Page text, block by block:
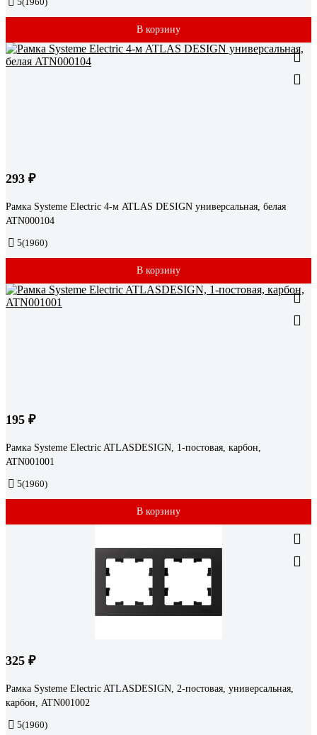
В корзину
293 ₽
Рамка Systeme Electric 4-м ATLAS DESIGN универсальная, белая
ATN000104
5(1960)
В корзину
195 ₽
Рамка Systeme Electric ATLASDESIGN, 1-постовая, карбон,
ATN001001
5(1960)
В корзину
325 ₽
Рамка Systeme Electric ATLASDESIGN, 2-постовая, универсальная,
карбон, ATN001002
5(1960)